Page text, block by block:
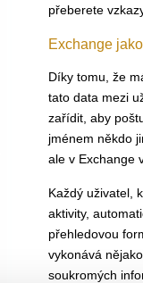
přeberete
Exchange
Díky tomu, že
tato data mezi
zařídit, aby
jménem někdo
ale v Exchange
Každý uživatel,
aktivity,
přehledovou
vykonává
soukromých